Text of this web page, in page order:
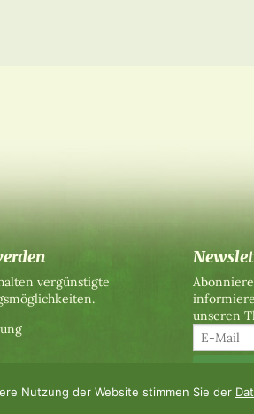
vergünstigte
unseren
Nutzung der Website stimmen Sie der